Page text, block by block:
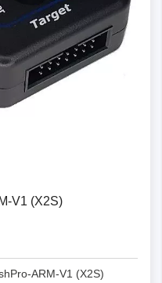
V1 (X2S)
ARM-V1 (X2S)